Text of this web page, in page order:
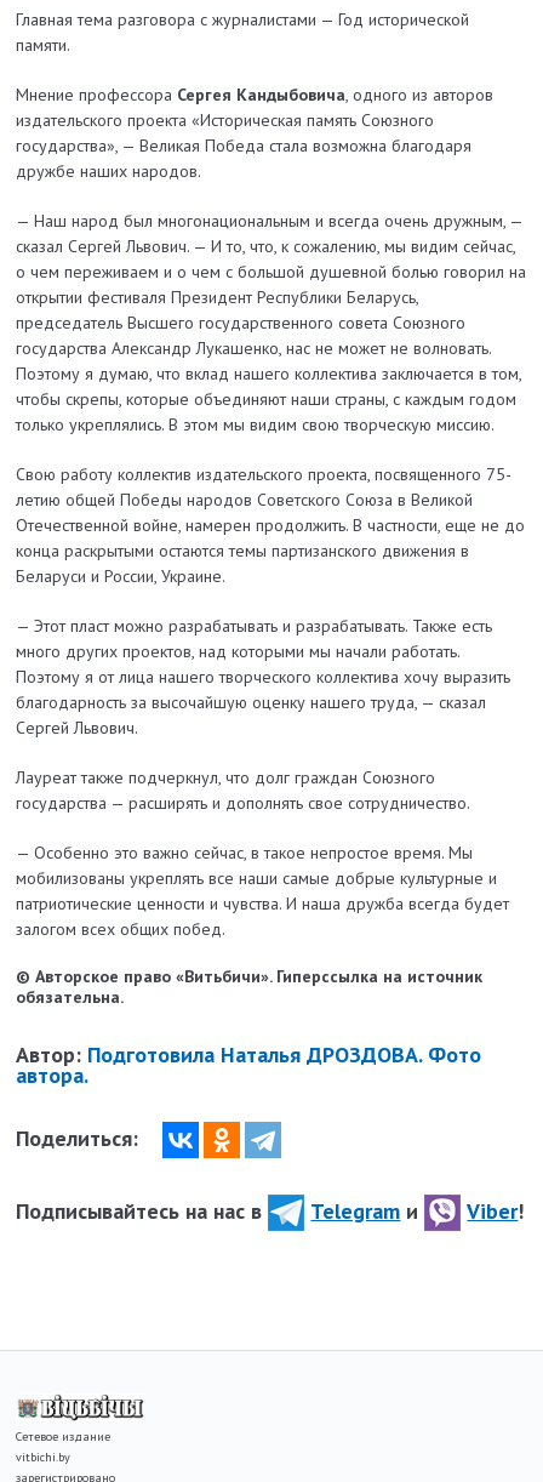
Главная тема разговора с журна­листами — Год исторической
памяти.
Мнение профессора Сергея Кандыбовича, одного из авторов
издательского проекта «Историческая память Союзного
государства», — Великая Победа стала возможна благодаря
дружбе наших народов.
— Наш народ был многонациональным и всегда очень дружным, —
сказал Сергей Львович. — И то, что, к сожалению, мы видим сейчас,
о чем переживаем и о чем с большой душевной болью говорил на
открытии фестиваля Президент Республики Беларусь,
председатель Высшего государственного совета Союзного
государства Александр Лукашенко, нас не может не волновать.
Поэтому я думаю, что вклад нашего коллектива заключается в том,
чтобы скрепы, которые объединяют наши страны, с каждым годом
только укреплялись. В этом мы видим свою творческую миссию.
Свою работу коллектив издательского проекта, посвященного 75­
летию общей Победы народов Советского Союза в Великой
Отечественной войне, намерен продолжить. В частности, еще не до
конца раскрытыми остаются темы партизанского движения в
Беларуси и России, Украине.
— Этот пласт можно разрабатывать и разрабатывать. Также есть
много других проектов, над которыми мы начали работать.
Поэтому я от лица нашего творческого коллектива хочу выразить
благодарность за высочайшую оценку нашего труда, — сказал
Сергей Львович.
Лауреат также подчеркнул, что долг граждан Союзного
государства — расширять и дополнять свое сотрудничество.
— Особенно это важно сейчас, в такое непростое время. Мы
мобилизованы укреплять все наши самые добрые культурные и
патриотические ценности и чувства. И наша дружба всегда будет
залогом всех общих побед.
© Авторское право «Витьбичи». Гиперссылка на источник
обязательна.
Автор: Подготовила Наталья ДРОЗДОВА. Фото
автора.
Поделиться:
Подписывайтесь на нас в Telegram и Viber!
Сетевое издание
vitbichi.by
зарегистрировано